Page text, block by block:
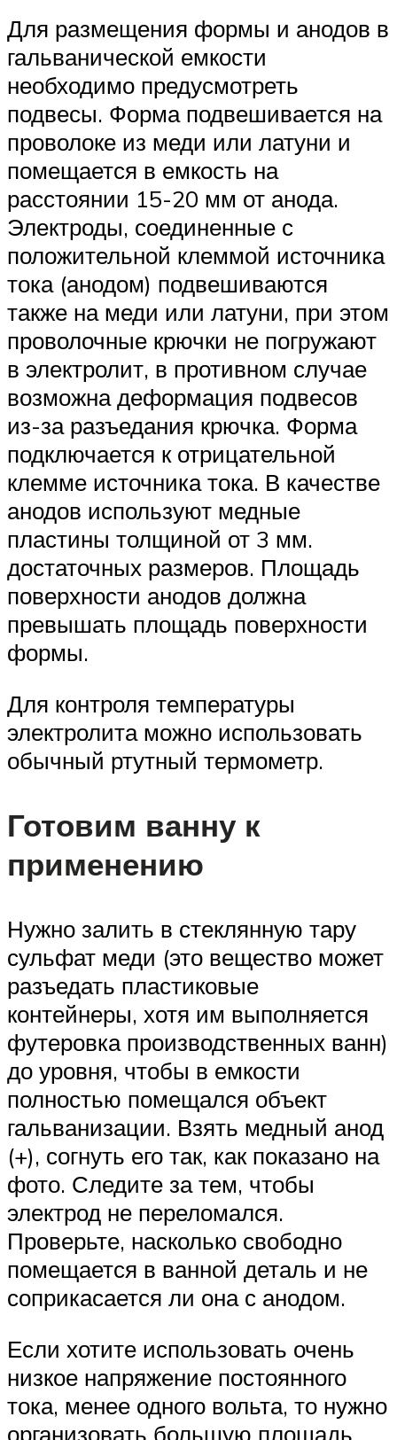
Для размещения формы и анодов в
гальванической емкости
необходимо предусмотреть
подвесы. Форма подвешивается на
проволоке из меди или латуни и
помещается в емкость на
расстоянии 15-20 мм от анода.
Электроды, соединенные с
положительной клеммой источника
тока (анодом) подвешиваются
также на меди или латуни, при этом
проволочные крючки не погружают
в электролит, в противном случае
возможна деформация подвесов
из-за разъедания крючка. Форма
подключается к отрицательной
клемме источника тока. В качестве
анодов используют медные
пластины толщиной от 3 мм.
достаточных размеров. Площадь
поверхности анодов должна
превышать площадь поверхности
формы.
Для контроля температуры
электролита можно использовать
обычный ртутный термометр.
Готовим ванну к
применению
Нужно залить в стеклянную тару
сульфат меди (это вещество может
разъедать пластиковые
контейнеры, хотя им выполняется
футеровка производственных ванн)
до уровня, чтобы в емкости
полностью помещался объект
гальванизации. Взять медный анод
(+), согнуть его так, как показано на
фото. Следите за тем, чтобы
электрод не переломался.
Проверьте, насколько свободно
помещается в ванной деталь и не
соприкасается ли она с анодом.
Если хотите использовать очень
низкое напряжение постоянного
тока, менее одного вольта, то нужно
организовать большую площадь